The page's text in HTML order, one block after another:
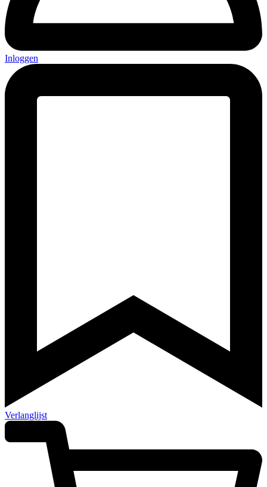
Inloggen
Verlanglijst